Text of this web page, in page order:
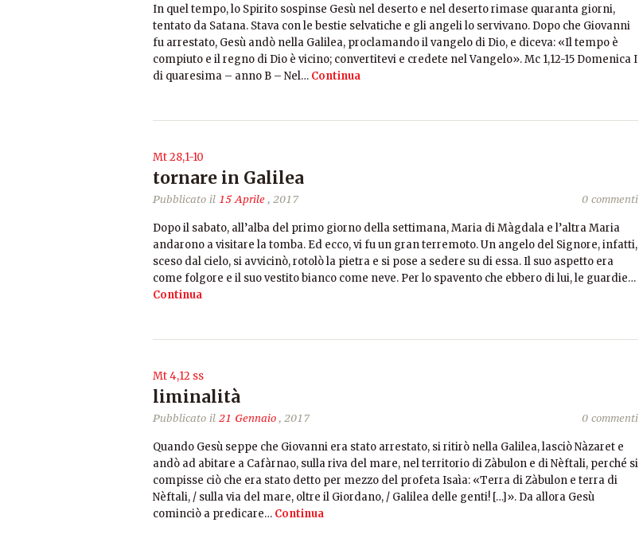
In quel tempo, lo Spirito sospinse Gesù nel deserto e nel deserto rimase quaranta giorni,
tentato da Satana. Stava con le bestie selvatiche e gli angeli lo servivano. Dopo che Giovanni
fu arrestato, Gesù andò nella Galilea, proclamando il vangelo di Dio, e diceva: «Il tempo è
compiuto e il regno di Dio è vicino; convertitevi e credete nel Vangelo». Mc 1,12-15 Domenica I
di quaresima – anno B – Nel… Continua
Mt 28,1-10
tornare in Galilea
Pubblicato il 15 Aprile, 2017 0 commenti
Dopo il sabato, all’alba del primo giorno della settimana, Maria di Màgdala e l’altra Maria
andarono a visitare la tomba. Ed ecco, vi fu un gran terremoto. Un angelo del Signore, infatti,
sceso dal cielo, si avvicinò, rotolò la pietra e si pose a sedere su di essa. Il suo aspetto era
come folgore e il suo vestito bianco come neve. Per lo spavento che ebbero di lui, le guardie…
Continua
Mt 4,12 ss
liminalità
Pubblicato il 21 Gennaio, 2017 0 commenti
Quando Gesù seppe che Giovanni era stato arrestato, si ritirò nella Galilea, lasciò Nàzaret e
andò ad abitare a Cafàrnao, sulla riva del mare, nel territorio di Zàbulon e di Nèftali, perché si
compisse ciò che era stato detto per mezzo del profeta Isaìa: «Terra di Zàbulon e terra di
Nèftali, / sulla via del mare, oltre il Giordano, / Galilea delle genti! […]». Da allora Gesù
cominciò a predicare… Continua